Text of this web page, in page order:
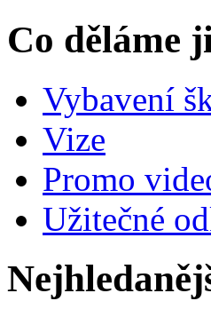
Co děláme
Vybavení
Vize
Promo
Užitečné